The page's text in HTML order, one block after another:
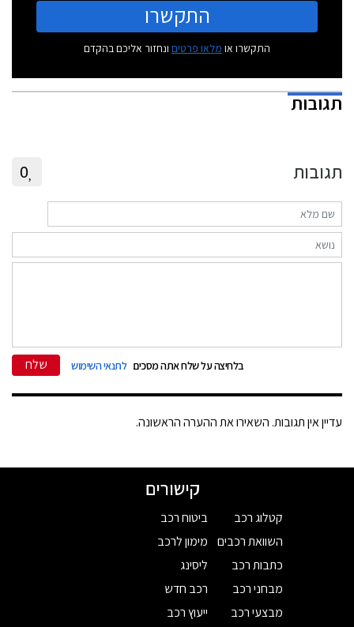
התקשרו
התקשרו או מלאו פרטים ונחזור אליכם בהקדם
תגובות
תגובות 0
בלחיצה על שלח אתה מסכים לתנאי השימוש שלח
עדיין אין תגובות. השאירו את ההערה הראשונה.
קישורים
קטלוג רכב
השוואת רכבים
כתבות רכב
מבחני רכב
מבצעי רכב
ביטוח רכב
מימון לרכב
ליסינג
רכב חדש
ייעוץ רכב